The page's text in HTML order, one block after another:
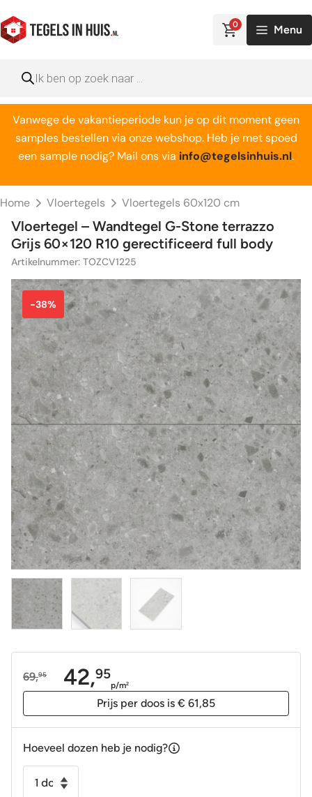
naar
de
0 Menu
zoeken
Vanwege de vakantieperiode kun je op dit moment geen
samples bestellen via onze webshop. Heb je met spoed
een sample nodig? Mail ons via info@tegelsinhuis.nl.
Home Vloertegels Vloertegels 60x120 cm
Vloertegel – Wandtegel G-Stone terrazzo
Grijs 60×120 R10 gerectificeerd full body
Artikelnummer: TOZCV1225
-38%
69,95
Oorspronkelijke
42,95
Huidige
p/m2
Prijs per doos is € 61,85
Hoeveel dozen heb je nodig?